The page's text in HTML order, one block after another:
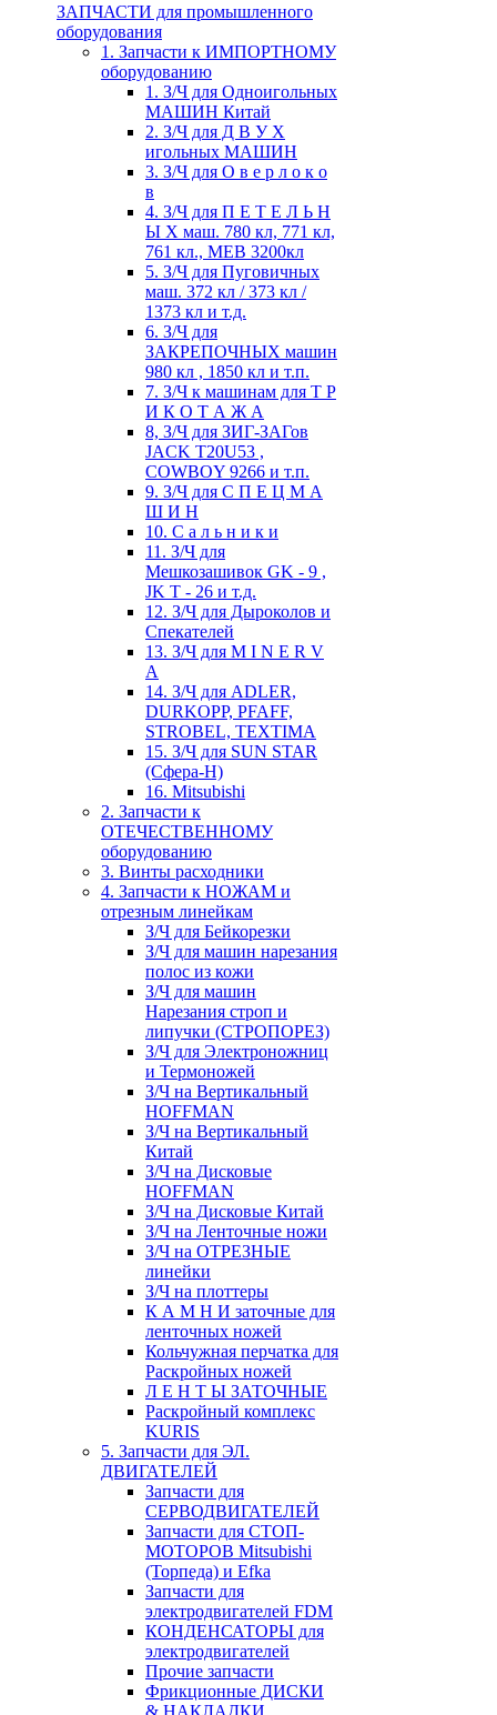
ЗАПЧАСТИ для промышленного
оборудования
1. Запчасти к ИМПОРТНОМУ
оборудованию
1. З/Ч для Одноигольных
МАШИН Китай
2. З/Ч для Д В У Х
игольных МАШИН
3. З/Ч для О в е р л о к о
в
4. З/Ч для П Е Т Е Л Ь Н
Ы Х маш. 780 кл, 771 кл,
761 кл., MEB 3200кл
5. З/Ч для Пуговичных
маш. 372 кл / 373 кл /
1373 кл и т.д.
6. З/Ч для
ЗАКРЕПОЧНЫХ машин
980 кл , 1850 кл и т.п.
7. З/Ч к машинам для Т Р
И К О Т А Ж А
8, З/Ч для ЗИГ-ЗАГов
JACK Т20U53 ,
COWBOY 9266 и т.п.
9. З/Ч для С П Е Ц М А
Ш И Н
10. С а л ь н и к и
11. З/Ч для
Мешкозашивок GK - 9 ,
JK T - 26 и т.д.
12. З/Ч для Дыроколов и
Спекателей
13. З/Ч для M I N E R V
A
14. З/Ч для ADLER,
DURKOPP, PFAFF,
STROBEL, TEXTIMA
15. З/Ч для SUN STAR
(Сфера-Н)
16. Mitsubishi
2. Запчасти к
ОТЕЧЕСТВЕННОМУ
оборудованию
3. Винты расходники
4. Запчасти к НОЖАМ и
отрезным линейкам
З/Ч для Бейкорезки
З/Ч для машин нарезания
полос из кожи
З/Ч для машин
Нарезания строп и
липучки (СТРОПОРЕЗ)
З/Ч для Электроножниц
и Термоножей
З/Ч на Вертикальный
HOFFMAN
З/Ч на Вертикальный
Китай
З/Ч на Дисковые
HOFFMAN
З/Ч на Дисковые Китай
З/Ч на Ленточные ножи
З/Ч на ОТРЕЗНЫЕ
линейки
З/Ч на плоттеры
К А М Н И заточные для
ленточных ножей
Кольчужная перчатка для
Раскройных ножей
Л Е Н Т Ы ЗАТОЧНЫЕ
Раскройный комплекс
KURIS
5. Запчасти для ЭЛ.
ДВИГАТЕЛЕЙ
Запчасти для
СЕРВОДВИГАТЕЛЕЙ
Запчасти для СТОП-
МОТОРОВ Mitsubishi
(Торпеда) и Efka
Запчасти для
электродвигателей FDM
КОНДЕНСАТОРЫ для
электродвигателей
Прочие запчасти
Фрикционные ДИСКИ
& НАКЛАДКИ